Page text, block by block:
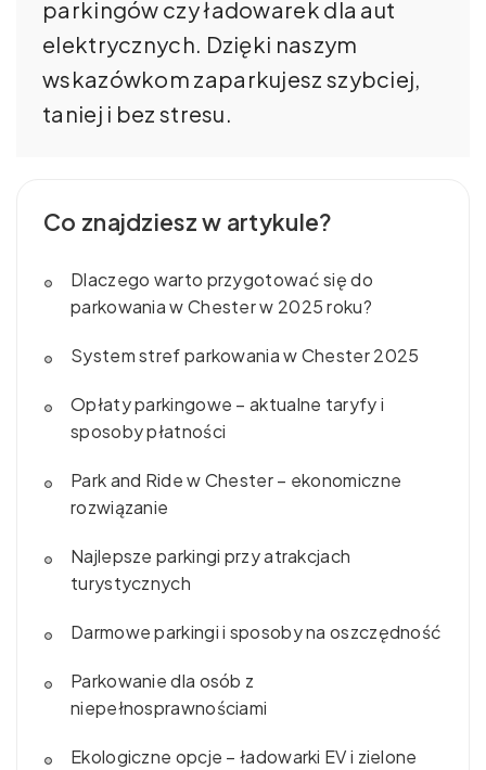
parkingów czy ładowarek dla aut
elektrycznych. Dzięki naszym
wskazówkom zaparkujesz szybciej,
taniej i bez stresu.
Co znajdziesz w artykule?
Dlaczego warto przygotować się do
parkowania w Chester w 2025 roku?
System stref parkowania w Chester 2025
Opłaty parkingowe – aktualne taryfy i
sposoby płatności
Park and Ride w Chester – ekonomiczne
rozwiązanie
Najlepsze parkingi przy atrakcjach
turystycznych
Darmowe parkingi i sposoby na oszczędność
Parkowanie dla osób z
niepełnosprawnościami
Ekologiczne opcje – ładowarki EV i zielone